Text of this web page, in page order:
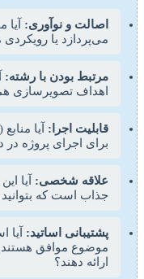
اصالت و نوآوری:
می‌پردازد یا
مرتبط بودن با رشته:
اهداف تصویرسازی
قابلیت اجرا: آیا
برای اجرای پروژه
علاقه شخصی: آیا
جذاب است که بتوانید
پشتیبانی اساتید: آیا
موضوع موافق هستند و
ارائه دهند؟